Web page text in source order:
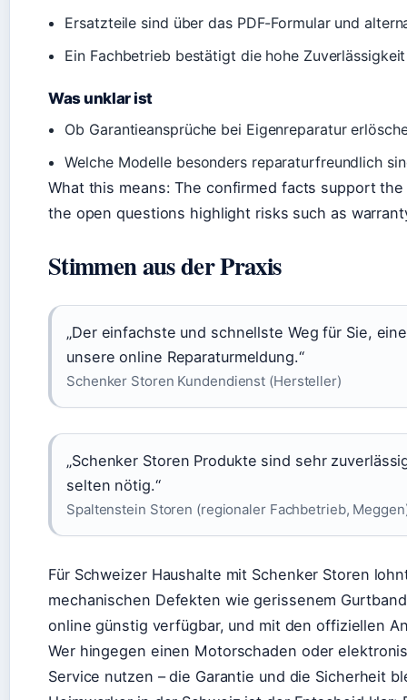
Ersatzteile sind über das PDF-Formular und
Ein Fachbetrieb bestätigt die hohe
Was unklar ist
Ob Garantieansprüche bei Eigenreparatur
Welche Modelle besonders reparaturfreundlich
What this means: The confirmed facts support
the open questions highlight risks such as
Stimmen aus der Praxis
„Der einfachste und schnellste Weg für Sie,
unsere online Reparaturmeldung.“
Schenker Storen Kundendienst (Hersteller)
„Schenker Storen Produkte sind sehr
selten nötig.“
Spaltenstein Storen (regionaler Fachbetrieb,
Für Schweizer Haushalte mit Schenker Storen
mechanischen Defekten wie gerissenem
online günstig verfügbar, und mit den offiziellen
Wer hingegen einen Motorschaden oder
Service nutzen – die Garantie und die Sicherheit